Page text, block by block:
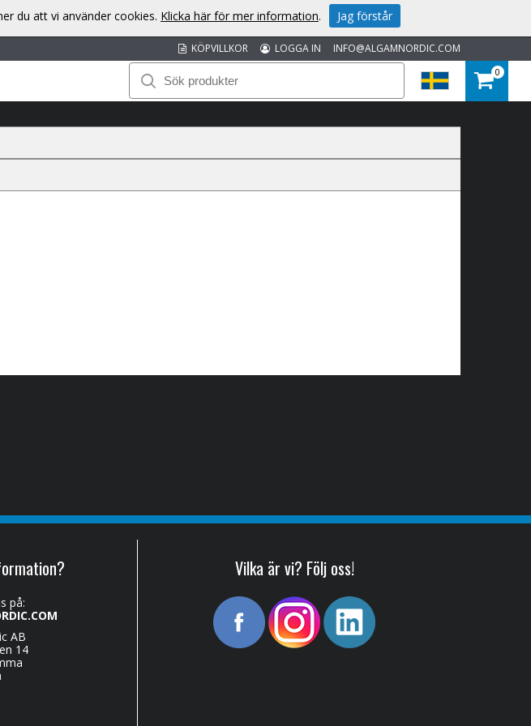
INFO@ALGAMNORDIC.COM
LOGGA IN
KÖPVILLKOR
0
på:
AB
14
Vilka är vi? Följ oss!
du att vi använder cookies. Klicka här för mer information. Jag förstår